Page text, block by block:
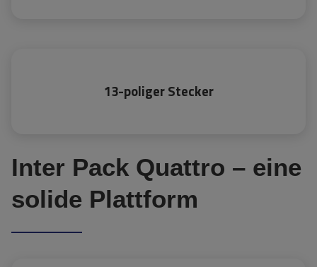
13-poliger Stecker
Inter Pack Quattro – eine
solide Plattform